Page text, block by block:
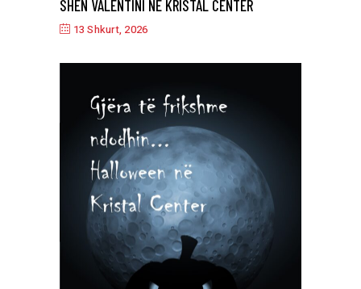
SHËN VALENTINI NË KRISTAL CENTER
13 Shkurt, 2026